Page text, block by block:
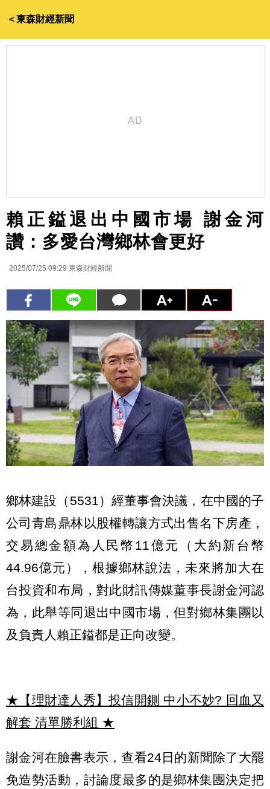
＜東森財經新聞
賴正鎰退出中國市場 謝金河
讚：多愛台灣鄉林會更好
2025/07/25 09:29 東森財經新聞
鄉林建設（5531）經董事會決議，在中國的子
公司青島鼎林以股權轉讓方式出售名下房產，
交易總金額為人民幣11億元（大約新台幣
44.96億元），根據鄉林說法，未來將加大在
台投資和布局，對此財訊傳媒董事長謝金河認
為，此舉等同退出中國市場，但對鄉林集團以
及負責人賴正鎰都是正向改變。
★【理財達人秀】投信開鍘 中小不妙? 回血又
解套 清單勝利組 ★
謝金河在臉書表示，查看24日的新聞除了大罷
免造勢活動，討論度最多的是鄉林集團決定把